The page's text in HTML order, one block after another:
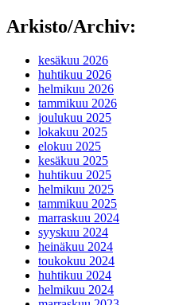
Arkisto/Archiv:
kesäkuu 2026
huhtikuu 2026
helmikuu 2026
tammikuu 2026
joulukuu 2025
lokakuu 2025
elokuu 2025
kesäkuu 2025
huhtikuu 2025
helmikuu 2025
tammikuu 2025
marraskuu 2024
syyskuu 2024
heinäkuu 2024
toukokuu 2024
huhtikuu 2024
helmikuu 2024